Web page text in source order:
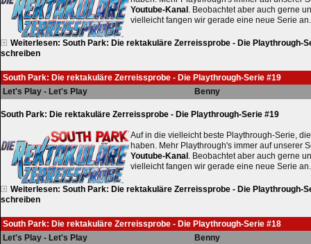
Youtube-Kanal . Beobachtet aber auch gerne
vielleicht fangen wir gerade eine neue Serie an.
Weiterlesen: South Park: Die rektakuläre Zerreissprobe - Die Playthrough-
schreiben
South Park: Die rektakuläre Zerreissprobe - Die Playthrough-Serie #19
Let's Play - Let's Play
Benny
South Park: Die rektakuläre Zerreissprobe - Die Playthrough-Serie #19
Auf in die vielleicht beste Playthrough-Serie,
haben. Mehr Playthrough's immer auf unserer
Youtube-Kanal . Beobachtet aber auch gerne
vielleicht fangen wir gerade eine neue Serie an.
Weiterlesen: South Park: Die rektakuläre Zerreissprobe - Die Playthrough-
schreiben
South Park: Die rektakuläre Zerreissprobe - Die Playthrough-Serie #18
Let's Play - Let's Play
Benny